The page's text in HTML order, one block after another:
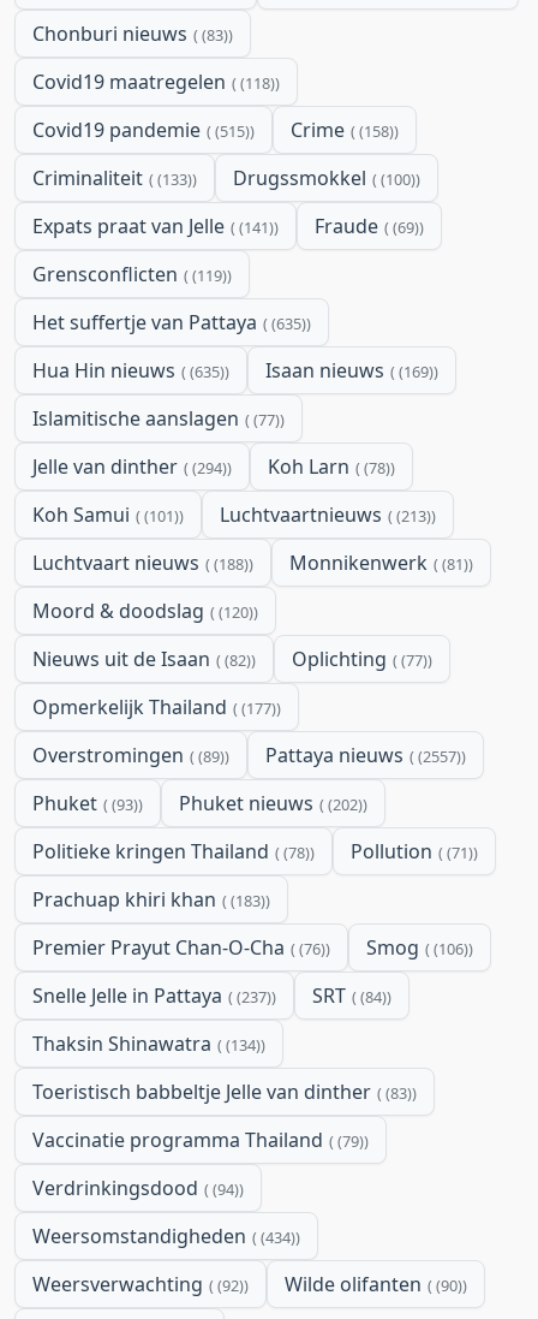
Chonburi nieuws (83)
Covid19 maatregelen (118)
Covid19 pandemie (515) Crime (158)
Criminaliteit (133) Drugssmokkel (100)
Expats praat van Jelle (141) Fraude (69)
Grensconflicten (119)
Het suffertje van Pattaya (635)
Hua Hin nieuws (635) Isaan nieuws (169)
Islamitische aanslagen (77)
Jelle van dinther (294) Koh Larn (78)
Koh Samui (101) Luchtvaartnieuws (213)
Luchtvaart nieuws (188) Monnikenwerk (81)
Moord & doodslag (120)
Nieuws uit de Isaan (82) Oplichting (77)
Opmerkelijk Thailand (177)
Overstromingen (89) Pattaya nieuws (2557)
Phuket (93) Phuket nieuws (202)
Politieke kringen Thailand (78) Pollution (71)
Prachuap khiri khan (183)
Premier Prayut Chan-O-Cha (76) Smog (106)
Snelle Jelle in Pattaya (237) SRT (84)
Thaksin Shinawatra (134)
Toeristisch babbeltje Jelle van dinther (83)
Vaccinatie programma Thailand (79)
Verdrinkingsdood (94)
Weersomstandigheden (434)
Weersverwachting (92) Wilde olifanten (90)